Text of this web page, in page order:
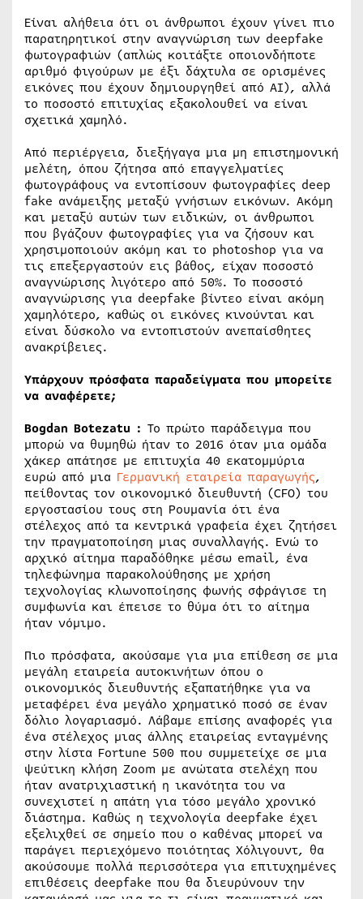
Είναι αλήθεια ότι οι άνθρωποι έχουν γίνει πιο
παρατηρητικοί στην αναγνώριση των deepfake
φωτογραφιών (απλώς κοιτάξτε οποιονδήποτε
αριθμό φιγούρων με έξι δάχτυλα σε ορισμένες
εικόνες που έχουν δημιουργηθεί από AI), αλλά
το ποσοστό επιτυχίας εξακολουθεί να είναι
σχετικά χαμηλό.
Από περιέργεια, διεξήγαγα μια μη επιστημονική
μελέτη, όπου ζήτησα από επαγγελματίες
φωτογράφους να εντοπίσουν φωτογραφίες deep
fake ανάμειξης μεταξύ γνήσιων εικόνων. Ακόμη
και μεταξύ αυτών των ειδικών, οι άνθρωποι
που βγάζουν φωτογραφίες για να ζήσουν και
χρησιμοποιούν ακόμη και το photoshop για να
τις επεξεργαστούν εις βάθος, είχαν ποσοστό
αναγνώρισης λιγότερο από 50%. Το ποσοστό
αναγνώρισης για deepfake βίντεο είναι ακόμη
χαμηλότερο, καθώς οι εικόνες κινούνται και
είναι δύσκολο να εντοπιστούν ανεπαίσθητες
ανακρίβειες.
Υπάρχουν πρόσφατα παραδείγματα που μπορείτε
να αναφέρετε;
Bogdan Botezatu : Το πρώτο παράδειγμα που
μπορώ να θυμηθώ ήταν το 2016 όταν μια ομάδα
χάκερ απάτησε με επιτυχία 40 εκατομμύρια
ευρώ από μια Γερμανική εταιρεία παραγωγής,
πείθοντας τον οικονομικό διευθυντή (CFO) του
εργοστασίου τους στη Ρουμανία ότι ένα
στέλεχος από τα κεντρικά γραφεία έχει ζητήσει
την πραγματοποίηση μιας συναλλαγής. Ενώ το
αρχικό αίτημα παραδόθηκε μέσω email, ένα
τηλεφώνημα παρακολούθησης με χρήση
τεχνολογίας κλωνοποίησης φωνής σφράγισε τη
συμφωνία και έπεισε το θύμα ότι το αίτημα
ήταν νόμιμο.
Πιο πρόσφατα, ακούσαμε για μια επίθεση σε μια
μεγάλη εταιρεία αυτοκινήτων όπου ο
οικονομικός διευθυντής εξαπατήθηκε για να
μεταφέρει ένα μεγάλο χρηματικό ποσό σε έναν
δόλιο λογαριασμό. Λάβαμε επίσης αναφορές για
ένα στέλεχος μιας άλλης εταιρείας ενταγμένης
στην λίστα Fortune 500 που συμμετείχε σε μια
ψεύτικη κλήση Zoom με ανώτατα στελέχη που
ήταν ανατριχιαστική η ικανότητα του να
συνεχιστεί η απάτη για τόσο μεγάλο χρονικό
διάστημα. Καθώς η τεχνολογία deepfake έχει
εξελιχθεί σε σημείο που ο καθένας μπορεί να
παράγει περιεχόμενο ποιότητας Χόλιγουντ, θα
ακούσουμε πολλά περισσότερα για επιτυχημένες
επιθέσεις deepfake που θα διευρύνουν την